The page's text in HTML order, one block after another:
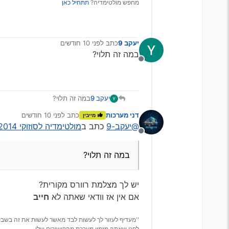
מחפש מולטימדיה? תתחיל כאן
מנותק
יעקב 9 כתב לפני 10 חודשים
נערך לאחרונה על ידי
במה זה תלוי?
יעקב 9 במה זה תלוי?
מנותק
דני מערכות מייבין כתב לפני 10 חודשים
נערך לאחרונה על ידי
@יעקב-9 כתב במולטימדיה לסוזוקי 2014 SX4 (הגירסה הישנה)
במה זה תלוי?
יש לך מצלמת רוורס מקורית?
אם אין אז וודאי שאתה לא חייב
''מעדיף לעזור לך לעשות לבד מאשר לעשות את זה